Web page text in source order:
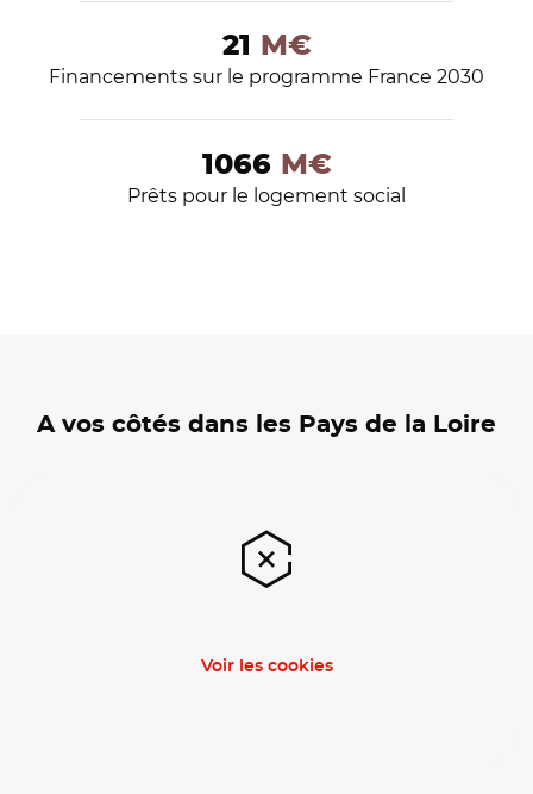
21 M€
Financements sur le programme France 2030
1066 M€
Prêts pour le logement social
A vos côtés dans les Pays de la Loire
Voir les cookies